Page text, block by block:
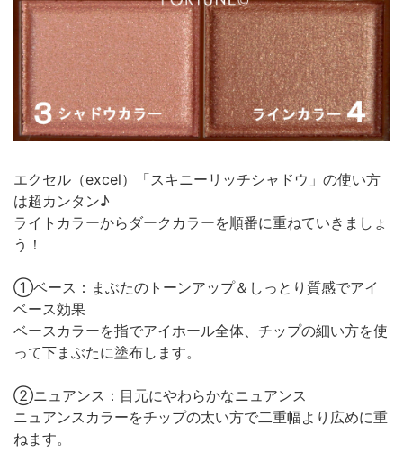
エクセル（excel）「スキニーリッチシャドウ」の使い方
は超カンタン♪
ライトカラーからダークカラーを順番に重ねていきましょ
う！
①ベース：まぶたのトーンアップ＆しっとり質感でアイ
ベース効果
ベースカラーを指でアイホール全体、チップの細い方を使
って下まぶたに塗布します。
②ニュアンス：目元にやわらかなニュアンス
ニュアンスカラーをチップの太い方で二重幅より広めに重
ねます。